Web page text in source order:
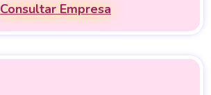
Consultar Empresa